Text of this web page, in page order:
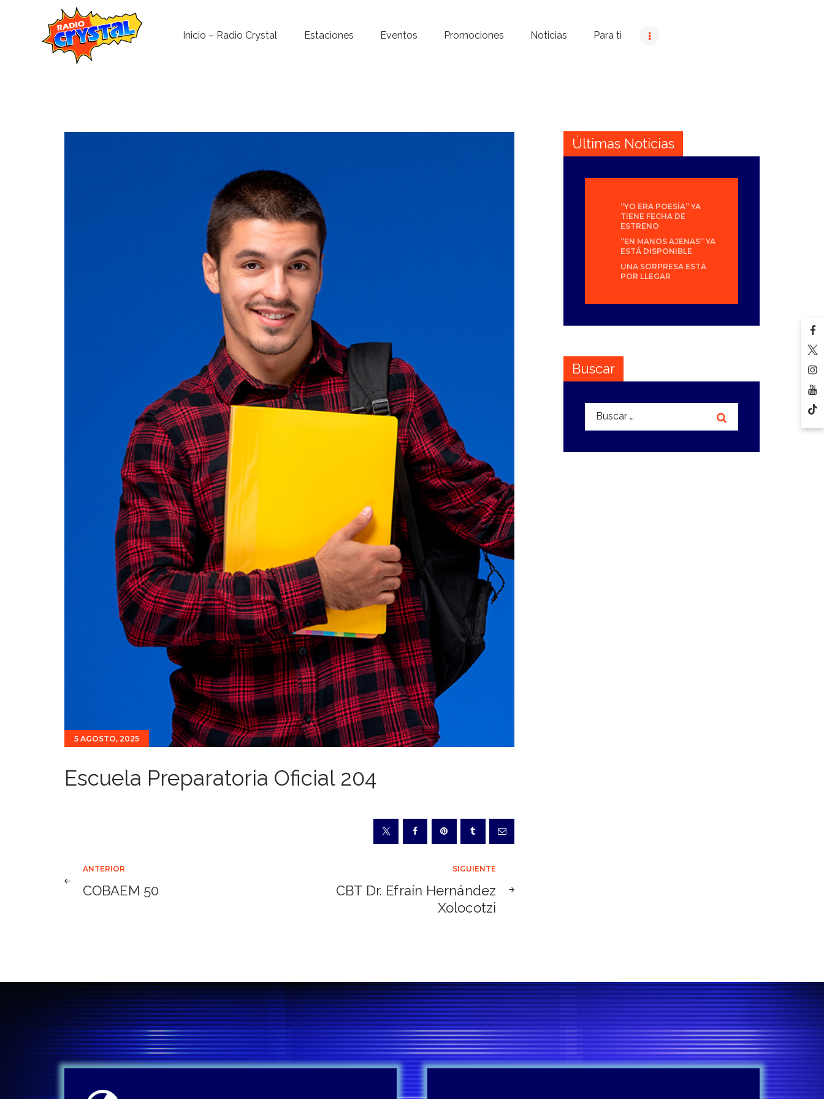
Inicio – Radio Crystal Estaciones Eventos Promociones Noticias Para ti
Para ti
Contacto
5 AGOSTO, 2025
Escuela Preparatoria Oficial 204
Navegación
ANTERIOR
COBAEM 50
SIGUIENTE
CBT Dr. Efraín Hernández
Xolocotzi
Últimas Noticias
“YO ERA POESÍA” YA
TIENE FECHA DE
ESTRENO
“EN MANOS AJENAS” YA
ESTÁ DISPONIBLE
UNA SORPRESA ESTÁ
POR LLEGAR
Buscar
Buscar: